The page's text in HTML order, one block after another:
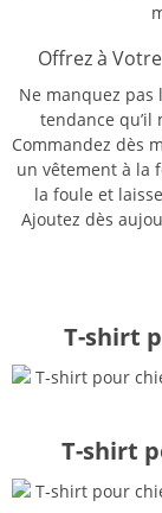
Offrez à
Ne manquez pas
tendance
Commandez dès
un vêtement à la
la foule et
Ajoutez dès
T-shirt
T-shirt